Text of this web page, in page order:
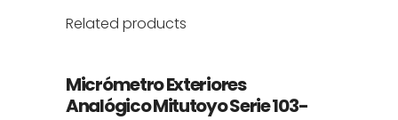
Related products
OFERTA
Micrómetro Exteriores
Analógico Mitutoyo Serie 103-